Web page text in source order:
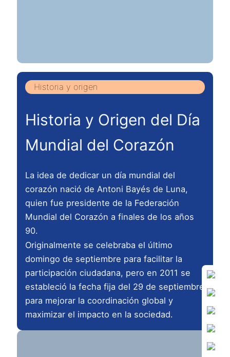
Historia y origen
Historia y Origen del Día
Mundial del Corazón
La idea de dedicar un día mundial del
corazón nació de Antoni Bayés de Luna,
quien fue presidente de la Federación
Mundial del Corazón a finales de los años
90.
Originalmente se celebraba el último
domingo de septiembre para facilitar la
participación ciudadana, pero en 2011 se
estableció la fecha fija del 29 de septiembre
para mejorar la coordinación global y
maximizar el impacto en la sociedad.